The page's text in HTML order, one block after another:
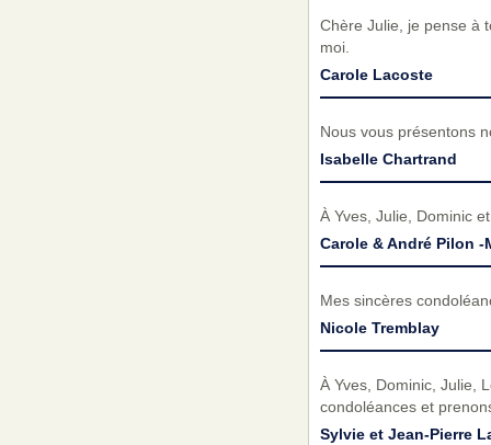
Chère Julie, je pense à
moi.
Carole Lacoste
Nous vous présentons
Isabelle Chartrand
À Yves, Julie, Dominic
Carole & André Pilon -
Mes sincères
Nicole Tremblay
À Yves, Dominic, Julie,
condoléances et
Sylvie et Jean-Pierre